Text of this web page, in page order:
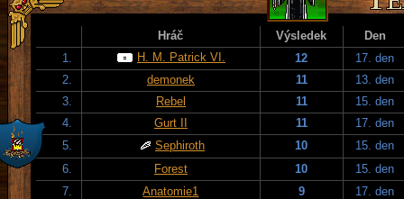
Hráč Výsledek
Den
1.
H. M. Patrick VI. 12
17. den
2.
demonek 11
13. den
3.
Rebel 11
15. den
4.
Gurt II 11
17. den
5.
Sephiroth 10
15. den
6.
Forest 10
15. den
7.
Anatomie1 9
17. den